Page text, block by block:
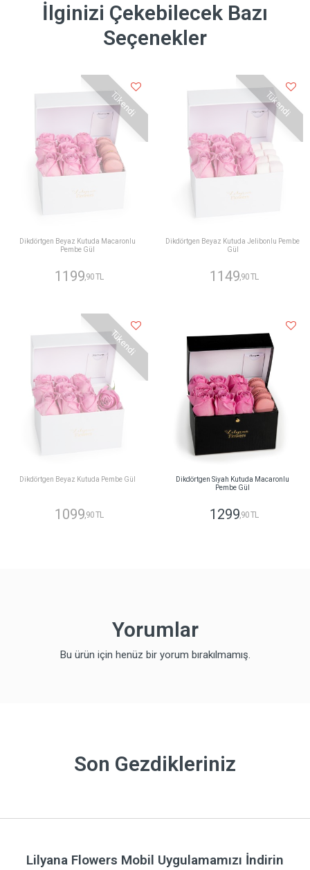
İlginizi Çekebilecek Bazı
Seçenekler
Tükendi
Dikdörtgen Beyaz Kutuda Macaronlu
Pembe Gül
1199 ,90 TL
Tükendi
Dikdörtgen Beyaz Kutuda Jelibonlu Pembe
Gül
1149 ,90 TL
Tükendi
Dikdörtgen Beyaz Kutuda Pembe Gül
1099,90 TL
Dikdörtgen Siyah Kutuda Macaronlu
Pembe Gül
1299,90 TL
Yorumlar
Bu ürün için henüz bir yorum bırakılmamış.
Son Gezdikleriniz
Lilyana Flowers Mobil Uygulamamızı İndirin